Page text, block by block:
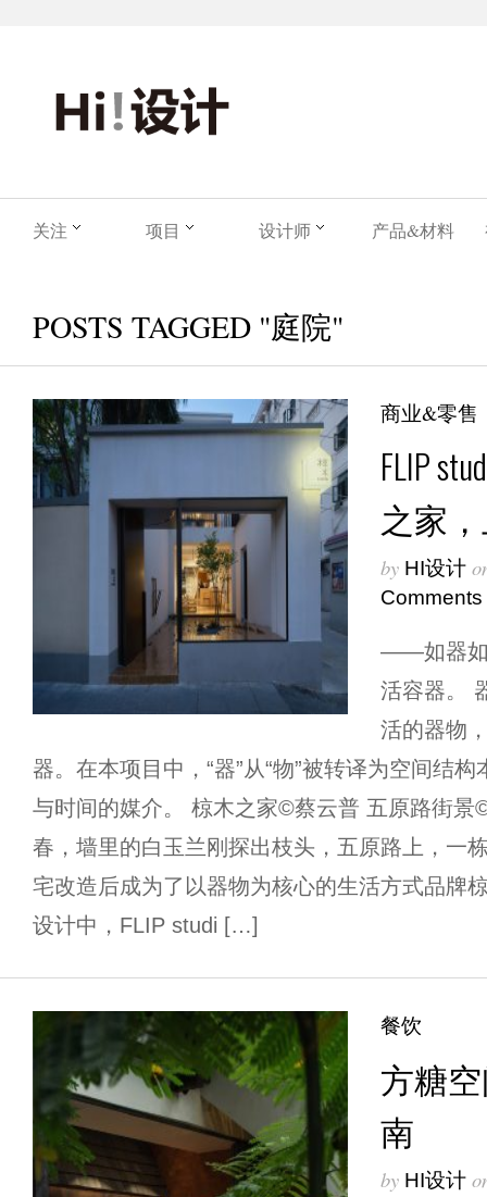
关注 项目 设计师 产品&材料
POSTS TAGGED "庭院"
商业&零售
FLIP
之家
by HI设计
Comments
——如器如
活容器。
活的器物
器。在本项目中，“器”从“物”被转译为空间结
与时间的媒介。 椋木之家©️蔡云普 五原路街景
春，墙里的白玉兰刚探出枝头，五原路上，一
宅改造后成为了以器物为核心的生活方式品牌
设计中，FLIP studi […]
餐饮
方糖
南
by HI设计